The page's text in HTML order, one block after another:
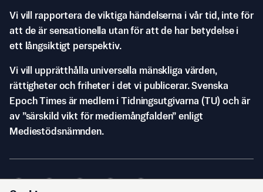
Vi vill rapportera de viktiga händelserna i vår tid, inte för
att de är sensationella utan för att de har betydelse i
ett långsiktigt perspektiv.
Vi vill upprätthålla universella mänskliga värden,
rättigheter och friheter i det vi publicerar. Svenska
Epoch Times är medlem i Tidningsutgivarna (TU) och är
av ”särskild vikt för mediemångfalden” enligt
Mediestödsnämnden.